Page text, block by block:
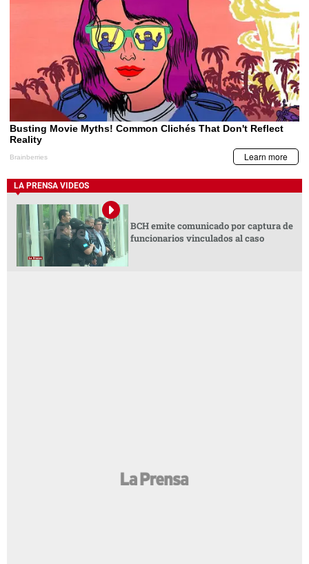
LA PRENSA VIDEOS
BCH emite comunicado por captura de
funcionarios vinculados al caso